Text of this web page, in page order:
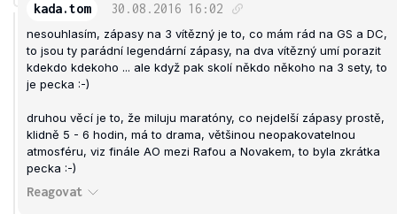
kada.tom 30.08.2016 16:02
nesouhlasím, zápasy na 3 vítězný je to, co mám rád na GS a DC,
to jsou ty parádní legendární zápasy, na dva vítězný umí porazit
kdekdo kdekoho ... ale když pak skolí někdo někoho na 3 sety, to
je pecka :-)
druhou věcí je to, že miluju maratóny, co nejdelší zápasy prostě,
klidně 5 - 6 hodin, má to drama, většinou neopakovatelnou
atmosféru, viz finále AO mezi Rafou a Novakem, to byla zkrátka
pecka :-)
Reagovat